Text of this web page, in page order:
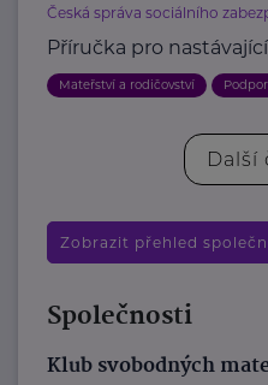
Česká správa sociálního
Příručka pro
Mateřství a rodičovství
Další
Zobrazit přehled
Společnosti
Klub svobodných